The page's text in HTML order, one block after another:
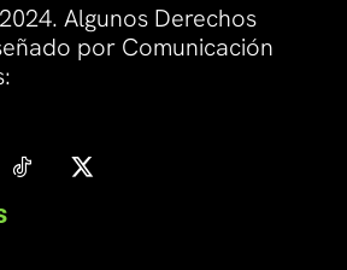
Algunos Derechos
por Comunicación